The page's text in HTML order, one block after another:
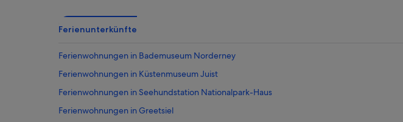
Ferienunterkünfte
Ferienwohnungen in Bademuseum Norderney
Ferienwohnungen in Küstenmuseum Juist
Ferienwohnungen in Seehundstation Nationalpark-Haus
Ferienwohnungen in Greetsiel